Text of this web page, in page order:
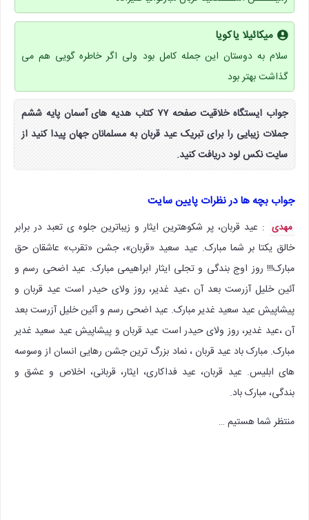
میکائیلا یاکویا
سلام به دوستان این جمله کامل بود ولی اگر خاطره گویی هم می
گذاشت بهتر بود
جواب ایستگاه خلاقیت صفحه ۷۷ کتاب هدیه های آسمان پایه ششم
جملات زیبایی را برای تبریک عید قربان به مسلمانان جهان پیدا کنید از
سایت نکس لود دریافت کنید.
جواب بچه ها در نظرات پایین سایت
مهدی : عید قربان، پر شکوهترین ایثار و زیباترین جلوه ی تعبد در برابر
خالق یکتا بر شما مبارک. عید سعید «قربان»، جشن «تقرب» عاشقان حق
مبارک!!! روز اوج بندگی و تجلی ایثار ابراهیمی مبارک. عید اضحی رسم و
آئین خلیل آزرست بعد آن ،عید غدیر، روز ولای حیدر است عید قربان و
پیشاپیش عید سعید غدیر مبارک. عید اضحی رسم و آئین خلیل آزرست بعد
آن ،عید غدیر، روز ولای حیدر است عید قربان و پیشاپیش عید سعید غدیر
مبارک. مبارک باد عید قربان ، نماد بزرگ ترین جشن رهایى انسان از وسوسه
هاى ابلیس. عید قربان، عید فداکارى، ایثار، قربانى، اخلاص و عشق و
بندگى، مبارک باد.
منتظر شما هستیم …